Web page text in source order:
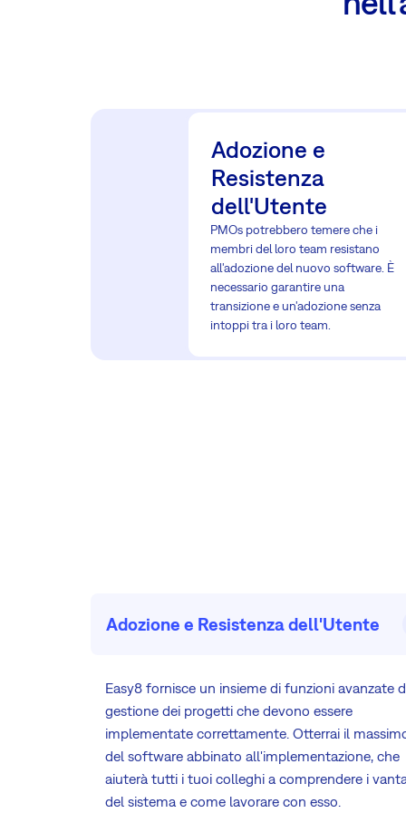
Adozione e
Resistenza
dell'Utente
PMOs potrebbero temere che i
membri del loro team resistano
all'adozione del nuovo software. È
necessario garantire una
transizione e un'adozione senza
intoppi tra i loro team.
Adozione e Resistenza dell'Utente
Easy8 fornisce un insieme di funzioni avanzate
gestione dei progetti che devono essere
implementate correttamente. Otterrai il
del software abbinato all'implementazione, che
aiuterà tutti i tuoi colleghi a comprendere i
del sistema e come lavorare con esso.